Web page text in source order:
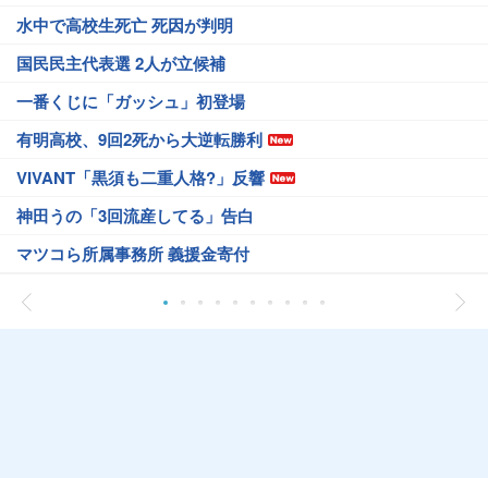
水中で高校生死亡 死因が判明
国民民主代表選 2人が立候補
一番くじに「ガッシュ」初登場
有明高校、9回2死から大逆転勝利
VIVANT「黒須も二重人格?」反響
神田うの「3回流産してる」告白
マツコら所属事務所 義援金寄付